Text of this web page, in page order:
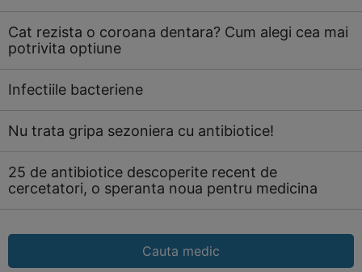
Cat rezista o coroana dentara? Cum alegi cea mai
potrivita optiune
Infectiile bacteriene
Nu trata gripa sezoniera cu antibiotice!
25 de antibiotice descoperite recent de
cercetatori, o speranta noua pentru medicina
Cauta medic